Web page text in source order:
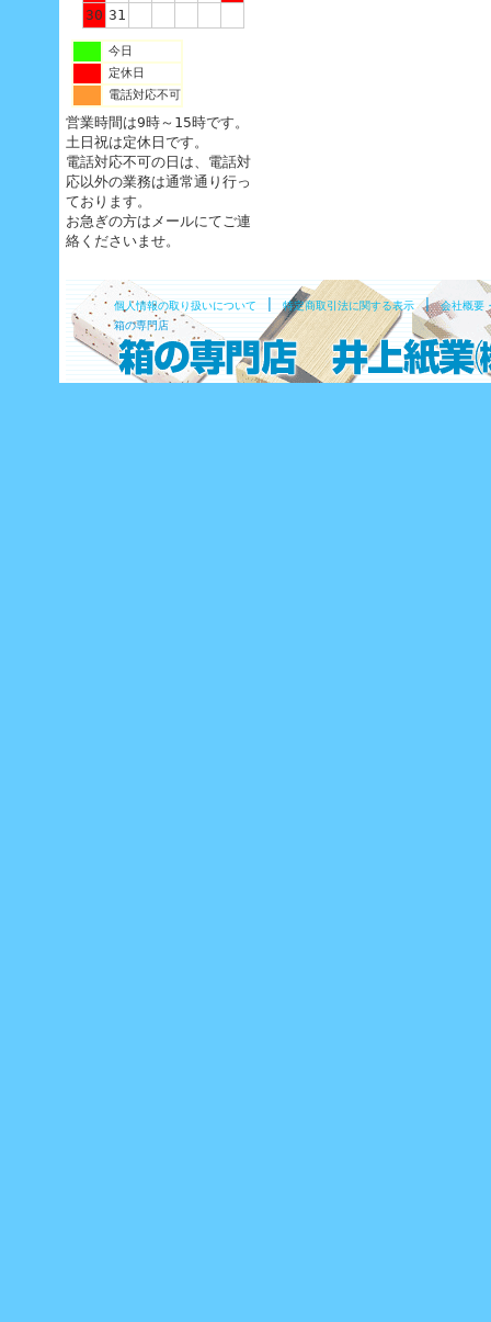
30 31
今日
定休日
電話対応不可
営業時間は9時～15時です。
土日祝は定休日です。
電話対応不可の日は、電話対
応以外の業務は通常通り行っ
ております。
お急ぎの方はメールにてご連
絡くださいませ。
個人情報の取り扱いについて 特定商取引法に関する表示|会社概要
箱の専門店